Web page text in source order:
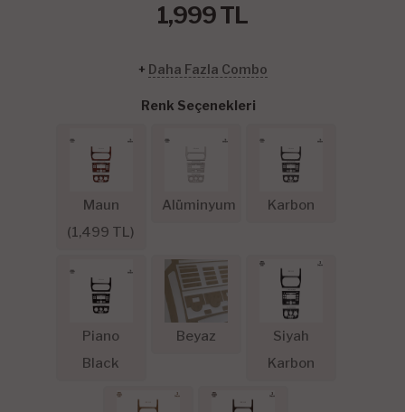
1,999TL
+ Daha Fazla Combo
Renk Seçenekleri
Maun
(1,499 TL)
Alüminyum Karbon
Piano
Black
Beyaz
Siyah
Karbon